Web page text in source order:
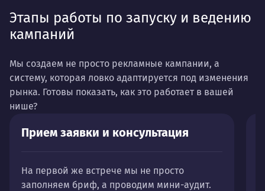
Этапы работы по запуску и ведению
кампаний
Мы создаем не просто рекламные кампании, а
систему, которая ловко адаптируется под изменения
рынка. Готовы показать, как это работает в вашей
нише?
Прием заявки и консультация
На первой же встрече мы не просто
заполняем бриф, а проводим мини-аудит.